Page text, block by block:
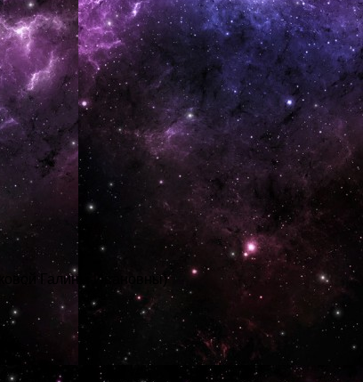
Галины Ивановны)